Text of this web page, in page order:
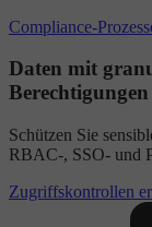
Compliance-
Daten mit
Berechtigungen
Schützen Sie
RBAC-, SSO- und
Zugriffskontrollen